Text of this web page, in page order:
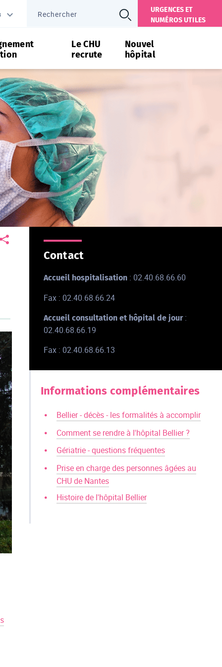
URGENCES ET
NUMÉROS UTILES
Le CHU
recrute
Nouvel
hôpital
Contact
Accueil hospitalisation : 02.40.68.66.60
Fax : 02.40.68.66.24
Accueil consultation et hôpital de jour:
02.40.68.66.19
Fax : 02.40.68.66.13
Informations complémentaires
Bellier - décès - les formalités à accomplir
Comment se rendre à l'hôpital Bellier ?
Gériatrie - questions fréquentes
Prise en charge des personnes âgées au
CHU de Nantes
Histoire de l'hôpital Bellier